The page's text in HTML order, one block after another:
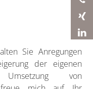
Sie Anregungen
der eigenen
von